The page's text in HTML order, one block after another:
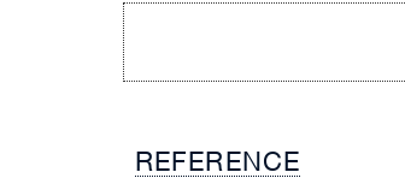
REFERENCE